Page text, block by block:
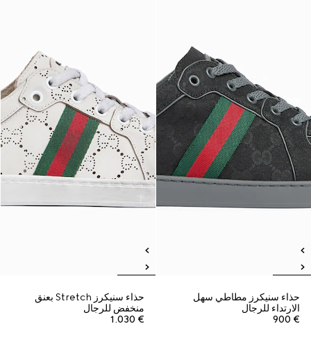
حذاء سنيكرز مطاطي سهل
الارتداء للرجال
€ 900
حذاء سنيكرز Stretch بعنق
منخفض للرجال
€ 1.030